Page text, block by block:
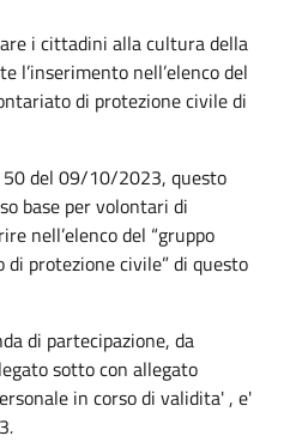
i cittadini alla cultura della
l’inserimento nell’elenco del
di protezione civile di
50 del 09/10/2023, questo
base per volontari di
nell’elenco del “gruppo
protezione civile” di questo
di partecipazione, da
sotto con allegato
in corso di validita' , e'
.